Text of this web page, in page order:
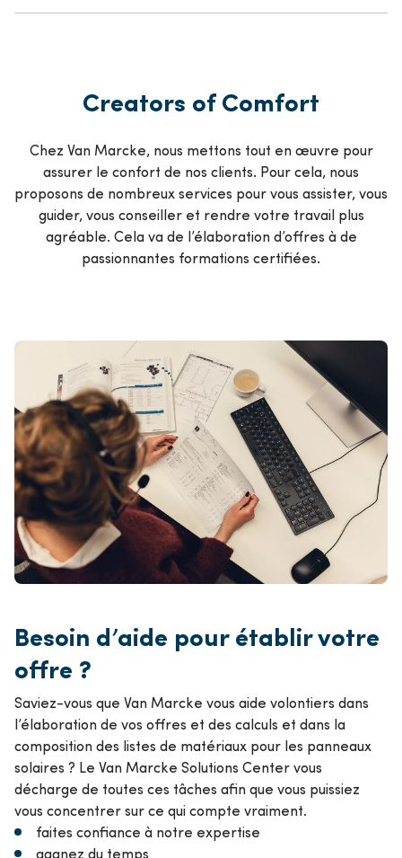
Creators of Comfort
Chez Van Marcke, nous mettons tout en œuvre pour
assurer le confort de nos clients. Pour cela, nous
proposons de nombreux services pour vous assister, vous
guider, vous conseiller et rendre votre travail plus
agréable. Cela va de l’élaboration d’offres à de
passionnantes formations certifiées.
Besoin d’aide pour établir votre
offre ?
Saviez-vous que Van Marcke vous aide volontiers dans
l’élaboration de vos offres et des calculs et dans la
composition des listes de matériaux pour les panneaux
solaires ? Le Van Marcke Solutions Center vous
décharge de toutes ces tâches afin que vous puissiez
vous concentrer sur ce qui compte vraiment.
faites confiance à notre expertise
gagnez du temps